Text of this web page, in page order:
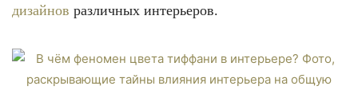
дизайнов различных интерьеров.